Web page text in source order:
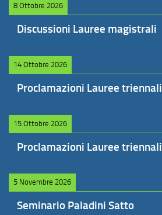
8 Ottobre 2026
Discussioni Lauree magistrali
14 Ottobre 2026
Proclamazioni Lauree triennali
15 Ottobre 2026
Proclamazioni Lauree triennali
5 Novembre 2026
Seminario Paladini Satto